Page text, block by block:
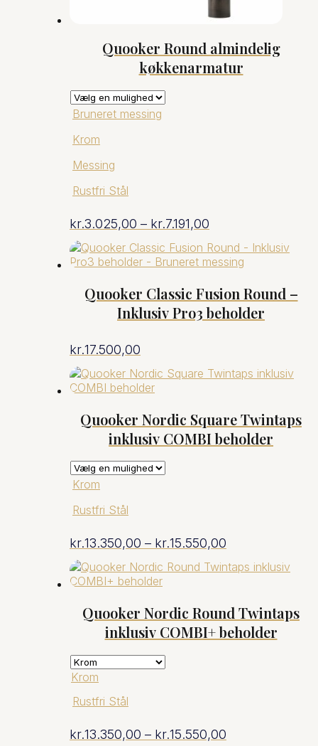
Quooker Round almindelig
køkkenarmatur
Bruneret messing
Krom
Messing
Rustfri Stål
kr.3.025,00 – kr.7.191,00
kr.3.025,00
til
kr.7.191,00
Quooker Classic Fusion Round –
Inklusiv Pro3 beholder
kr.17.500,00
Quooker Nordic Square Twintaps
inklusiv COMBI beholder
Krom
Rustfri Stål
kr.13.350,00 – kr.15.550,00
kr.13.350,00
til
kr.15.550,00
Quooker Nordic Round Twintaps
inklusiv COMBI+ beholder
Krom
Rustfri Stål
kr.13.350,00 – kr.15.550,00